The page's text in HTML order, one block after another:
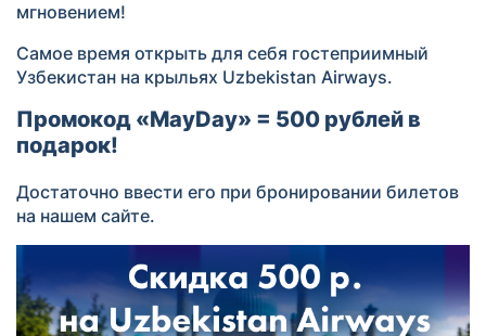
мгновением!
Самое время открыть для себя гостеприимный
Узбекистан на крыльях Uzbekistan Airways.
Промокод «MayDay» = 500 рублей в
подарок!
Достаточно ввести его при бронировании билетов
на нашем сайте.